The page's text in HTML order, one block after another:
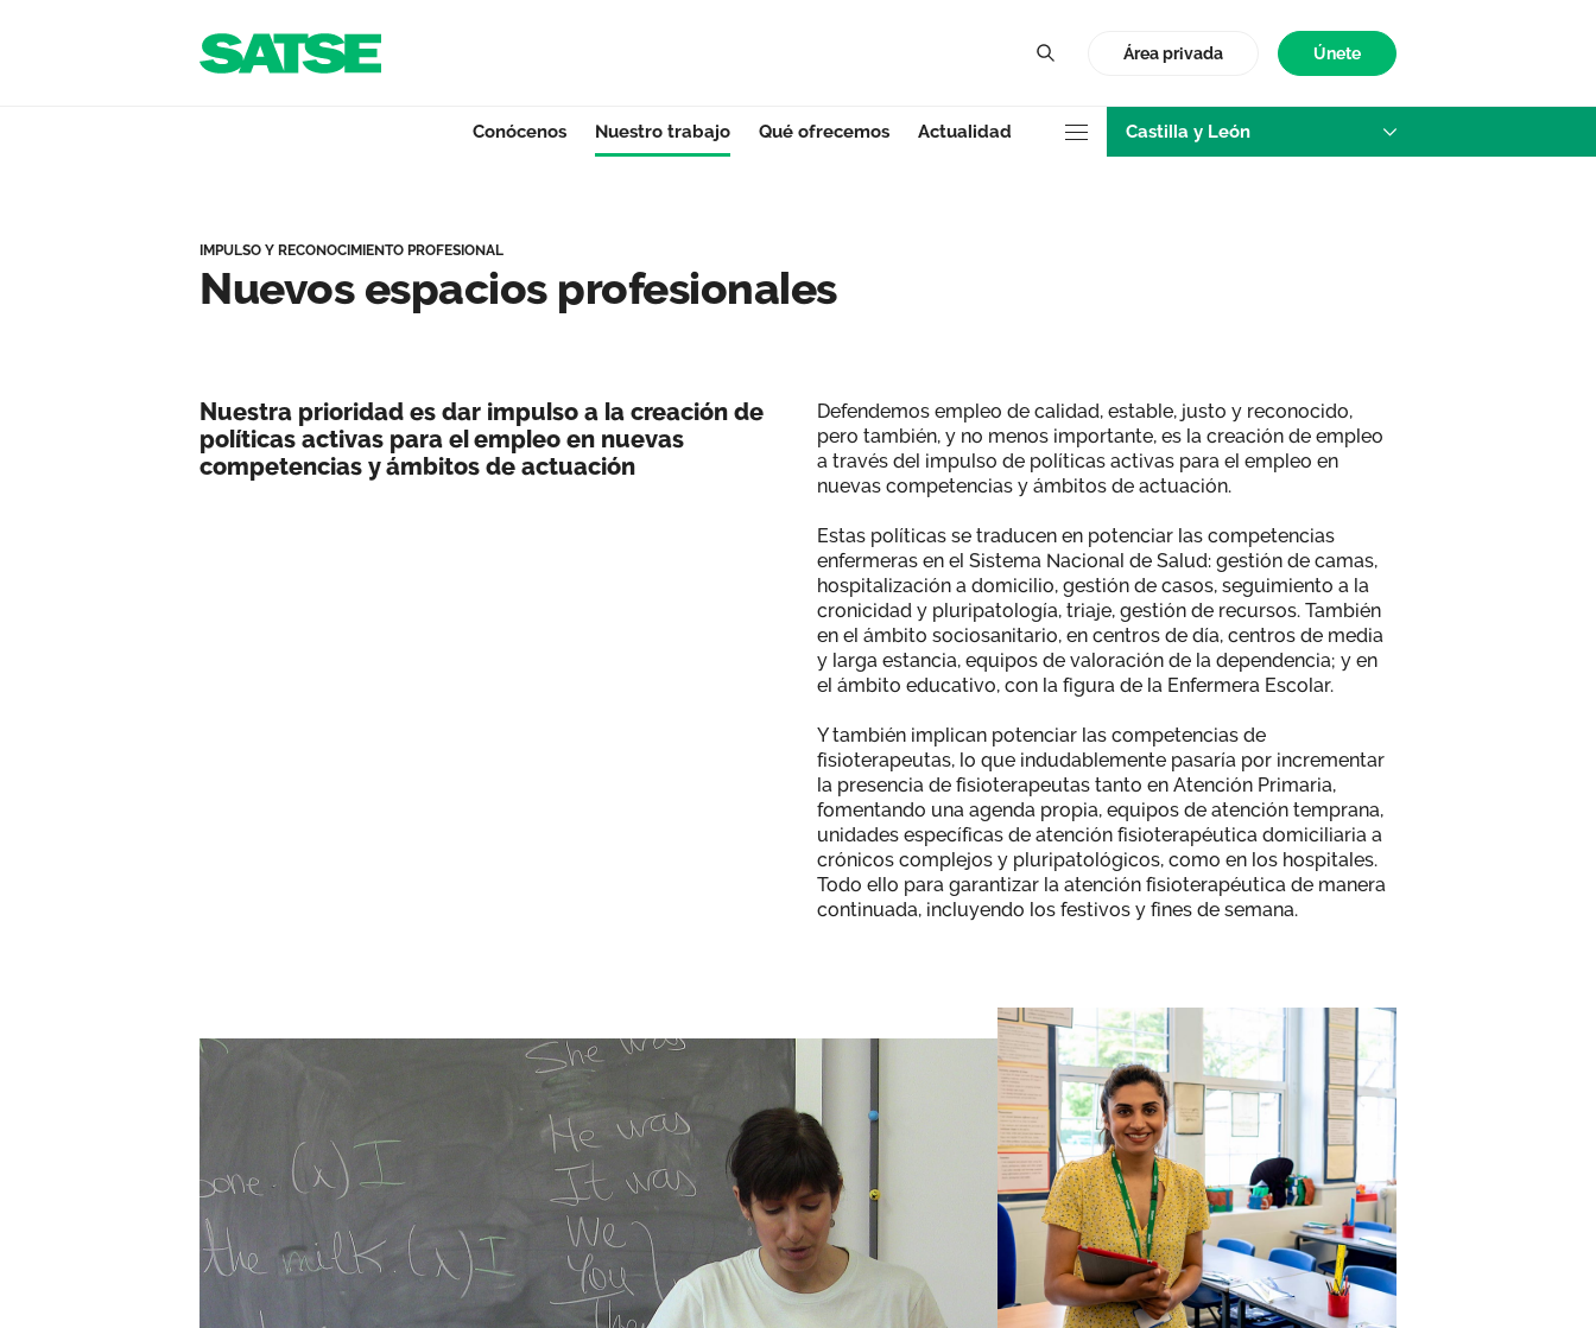
Navegación
Área privada
Únete
Conócenos Nuestro trabajo Qué ofrecemos Actualidad
Qué ofrecemos
Castilla y León
IMPULSO Y RECONOCIMIENTO PROFESIONAL
Nuevos espacios profesionales
Nuestra prioridad es dar impulso a la creación de
políticas activas para el empleo en nuevas
competencias y ámbitos de actuación
Defendemos empleo de calidad, estable, justo y reconocido,
pero también, y no menos importante, es la creación de empleo
a través del impulso de políticas activas para el empleo en
nuevas competencias y ámbitos de actuación.
Estas políticas se traducen en potenciar las competencias
enfermeras en el Sistema Nacional de Salud: gestión de camas,
hospitalización a domicilio, gestión de casos, seguimiento a la
cronicidad y pluripatología, triaje, gestión de recursos. También
en el ámbito sociosanitario, en centros de día, centros de media
y larga estancia, equipos de valoración de la dependencia; y en
el ámbito educativo, con la figura de la Enfermera Escolar.
Y también implican potenciar las competencias de
fisioterapeutas, lo que indudablemente pasaría por incrementar
la presencia de fisioterapeutas tanto en Atención Primaria,
fomentando una agenda propia, equipos de atención temprana,
unidades específicas de atención fisioterapéutica domiciliaria a
crónicos complejos y pluripatológicos, como en los hospitales.
Todo ello para garantizar la atención fisioterapéutica de manera
continuada, incluyendo los festivos y fines de semana.